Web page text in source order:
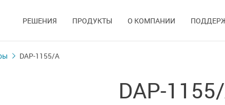
РЕШЕНИЯ ПРОДУКТЫ О КОМПАНИИ
DAP-1155/A
DAP-